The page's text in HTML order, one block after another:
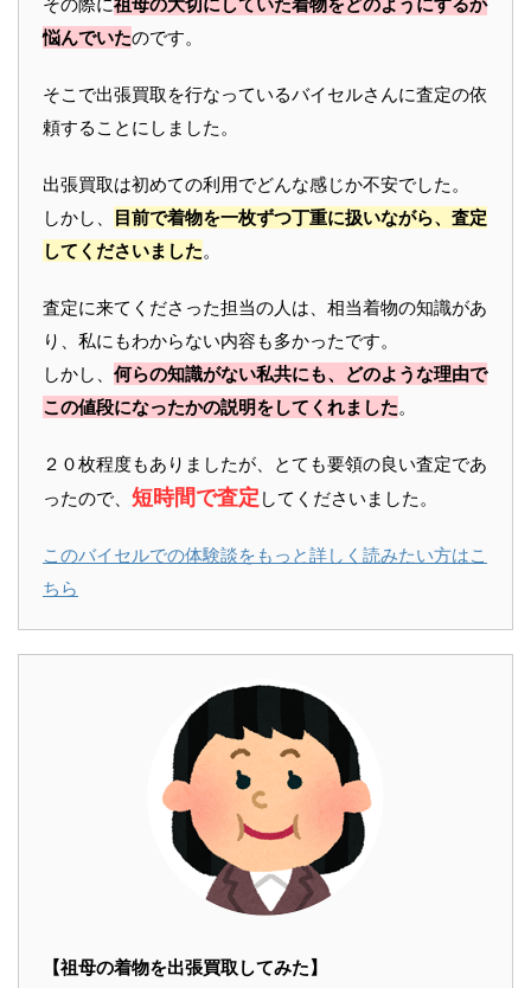
その際に祖母の大切にしていた着物をどのようにするか
悩んでいたのです。
そこで出張買取を行なっているバイセルさんに査定の依
頼することにしました。
出張買取は初めての利用でどんな感じか不安でした。
しかし、
目前で着物を一枚ずつ丁重に扱いながら、査定
してくださいました。
査定に来てくださった担当の人は、相当着物の知識があ
り、私にもわからない内容も多かったです。
しかし、 何らの知識がない私共にも、どのような理由で
この値段になったかの説明をしてくれました。
２０枚程度もありましたが、とても要領の良い査定であ
ったので、 短時間で査定 してくださいました。
このバイセルでの体験談をもっと詳しく読みたい方はこ
ちら
【祖母の着物を出張買取してみた】